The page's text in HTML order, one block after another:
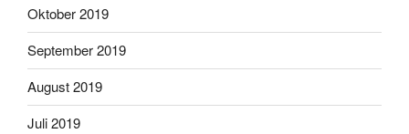
Oktober 2019
September 2019
August 2019
Juli 2019